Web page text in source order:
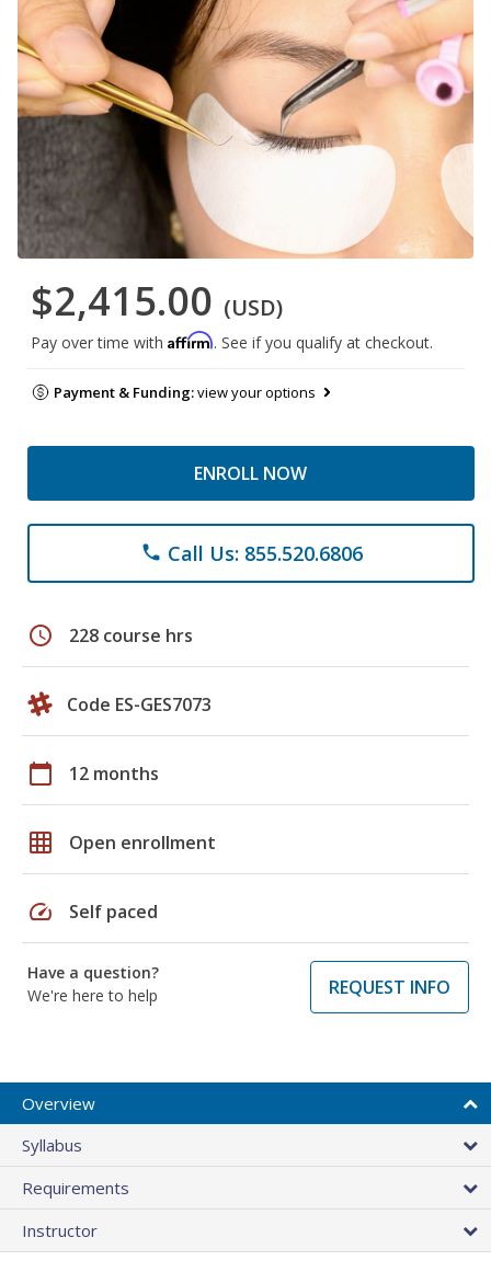
$2,415.00 (USD)
Pay over time with Affirm. See if you qualify at checkout.
Payment & Funding:view your options
ENROLL NOW
phone Call Us: 855.520.6806
schedule 228 course hrs
Code ES-GES7073
calendar_today 12 months
grid_on Open enrollment
speed Self paced
Have a question?
We're here to help
REQUEST INFO
Overview
Syllabus
Requirements
Instructor